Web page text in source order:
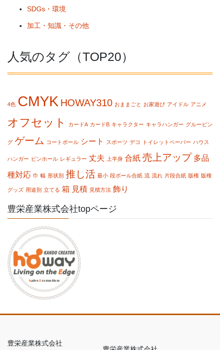
SDGs・環境
加工・知識・その他
人気のタグ（TOP20）
4色 CMYK HOWAY310 おままごと お家遊び アイドル アニメ
オフセット カードA カードB キャラクター キャラハンガー グルーピン
グ ゲーム コートボール シート スポーツ デコ トイレットペーパー ハウス
ハンガー ピンホール レギュラー 丈夫 上半身 合紙 売上アップ 多品
種対応 巾 幅 形状別 推し活 最小 段ボール合紙 流 流れ 片段合紙 版権 版権
グッズ 用途別 立てる 箱 見積 見積方法 飾り
豊栄産業株式会社topページ
豊栄産業株式会社